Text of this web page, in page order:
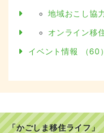
地域おこし協
オンライン移
イベント情報 （60）
「かごしま移住ライフ」